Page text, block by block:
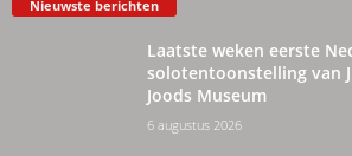
Nieuwste berichten
Laatste weken eerste
solotentoonstelling van
Joods Museum
6 augustus 2026